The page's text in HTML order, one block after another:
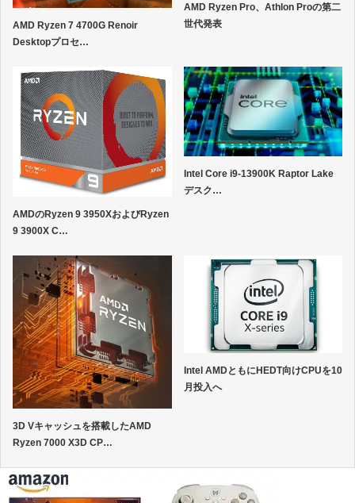
AMD Ryzen 7 4700G Renoir
Desktopプロセ…
AMD Ryzen Pro、Athlon Proの第二
世代発表
AMDのRyzen 9 3950XおよびRyzen
9 3900X C…
Intel Core i9-13900K Raptor Lake
デスク…
3D Vキャッシュを搭載したAMD
Ryzen 7000 X3D CP…
Intel AMDともにHEDT向けCPUを10
月投入へ